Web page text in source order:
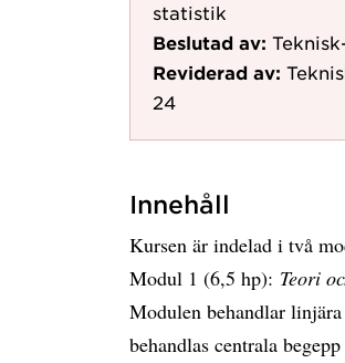
statistik
Beslutad av:
Reviderad av:
24
Innehåll
Kursen är indelad i två
Modul 1 (6,5 hp): Teori
Modulen behandlar
behandlas centrala